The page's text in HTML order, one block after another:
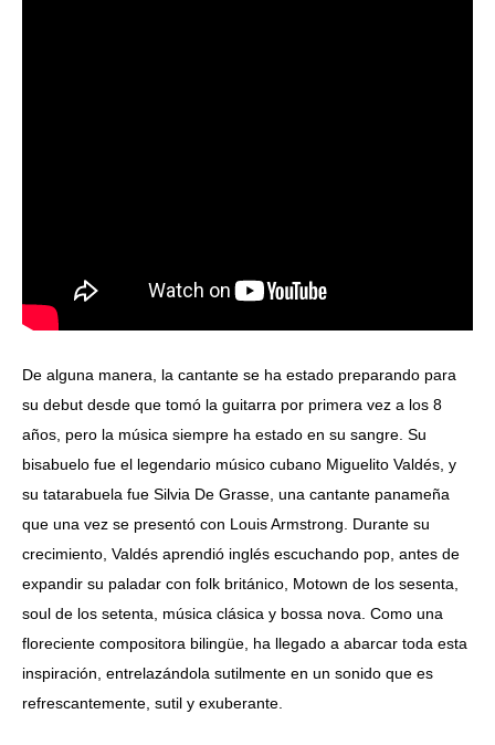
De alguna manera, la cantante se ha estado preparando para
su debut desde que tomó la guitarra por primera vez a los 8
años, pero la música siempre ha estado en su sangre. Su
bisabuelo fue el legendario músico cubano Miguelito Valdés, y
su tatarabuela fue Silvia De Grasse, una cantante panameña
que una vez se presentó con Louis Armstrong. Durante su
crecimiento, Valdés aprendió inglés escuchando pop, antes de
expandir su paladar con folk británico, Motown de los sesenta,
soul de los setenta, música clásica y bossa nova. Como una
floreciente compositora bilingüe, ha llegado a abarcar toda esta
inspiración, entrelazándola sutilmente en un sonido que es
refrescantemente, sutil y exuberante.